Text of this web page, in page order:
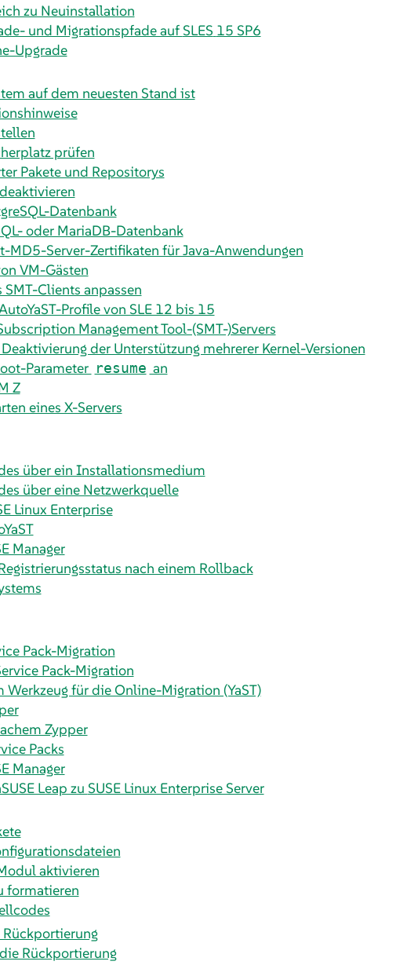
zu Neuinstallation
und Migrationspfade aufSLES 15 SP6
Upgrade
auf dem neuesten Stand ist
prüfen
Pakete und Repositorys
Datenbank
oder MariaDB-Datenbank
MD5-Server-Zertifikaten für Java-Anwendungen
VM-Gästen
Clients anpassen
Profile von SLE 12 bis 15
Management Tool-(SMT-)Servers
der Unterstützung mehrerer Kernel-Versionen
Parameter resume an
Z
eines X-Servers
über ein Installationsmedium
über eine Netzwerkquelle
Linux Enterprise
Manager
nach einem Rollback
Pack-Migration
Pack-Migration
Werkzeug für die Online-Migration (YaST)
Zypper
Packs
Manager
Leap zu SUSE Linux Enterprise Server
aktivieren
formatieren
Rückportierung